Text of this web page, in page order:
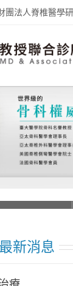
團法人脊椎醫學
Loading...
最新消息